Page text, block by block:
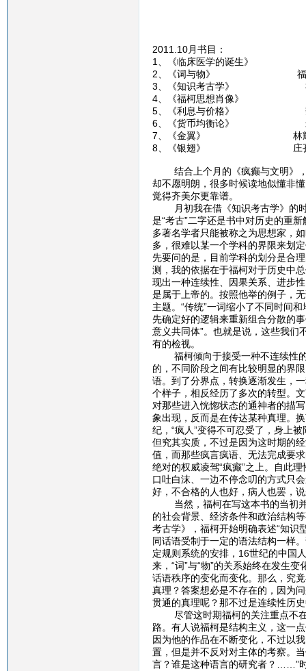
2011.10月书目：
1、《临床医学的诞生》
2、《词与物》 福
3、《知识考古学》
4、《福柯思想肖像》
5、《利息与价格》 魏
6、《货币均衡论》 米
7、《金翼》 林耀
8、《银翅》 庄孔
结合上个月的《疯癫与文明》，
却不愿明朗，很多时候读地似懂非
觉得齐美尔更靠谱。
月初我在借《知识考古学》的时
是“考古”二字还是书中对历史的重
多著名学者只能被称之为思想家，
多，很难以某一个学科的界限来划
先要问的是，目前学科的划分是合
测，我的依据在于福柯对于历史中
现出一种连续性、因果关系、进步
是属于上帝的。按照他举的例子，无
主题。“传统”一词缩小了不同时间
先确定好的逻辑来重新组合分散的
意义共同体”。也就是说，这些我们
有的检视。
福柯倾向于接受一种不连续性的
的，不同阶段之间有比较明显的界
语。到了分界点，转换逐渐发生，
个样子，相反经历了多次的转型。
对那些进入恍惚状态的通神者的描
象出现，反而是在传达某种真理。
纪，“疯人”变得不可忍受了，身上
但究其实质，不过是因为这时期的
值，而那些疯言疯语、无法完成要
绝对的权威凌驾“疯癫”之上。自此
口吐白沫、一边不停念叨的方式只
好，不合格的人也好，病人也罢，
当然，福柯在写这本书的当初并
的社会背景、经济条件和政治结构
考古学》，福柯开始明确表述“知识
同话语受制于一定的语法结构一样
定规则系统的安排，16世纪的中国
来，“词”与“物”的关系始终在发生
话语秩序的变化而变化。那么，究
真理？答案想必是不存在的，因为
贯通的真理呢？那不过是连续性历
尽管这时期福柯的关注重点不在
路。有人说福柯是结构主义，这一
因为他的作品在不断变化，不过以
置，但是并不反对对主体的考察。
言？谁是这种语言的研究者？……”